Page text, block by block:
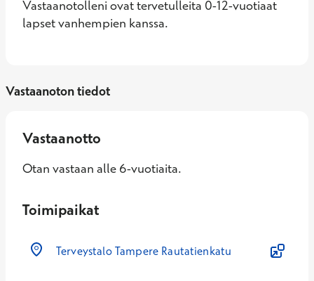
Vastaanotolleni ovat tervetulleita 0-12-vuotiaat
lapset vanhempien kanssa.
Vastaanoton tiedot
Vastaanotto
Otan vastaan alle 6-vuotiaita.
Toimipaikat
Terveystalo Tampere Rautatienkatu